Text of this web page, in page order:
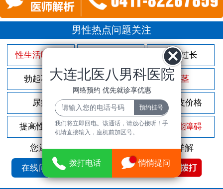
男性热点问题关注
性生活时间短 包皮过长
勃起不坚 尿频尿急 包茎
尿痛 前列腺炎 割包皮价格
提高性功能 龟头敏感 性功能障碍
您还可以拨打免费咨询电话立即为您详解
在线问诊
大连北医八男科医院
网络预约 优先就诊享优惠
我们将立即回电。该通话，请放心接听！手
机请直接输入，座机前加区号。
拨打电话 悄悄提问